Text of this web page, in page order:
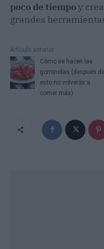
poco de tiempoy
grandes
Artículo anterior
Cómo se hacen las
gominolas (después de
esto no volverás a
comer más)